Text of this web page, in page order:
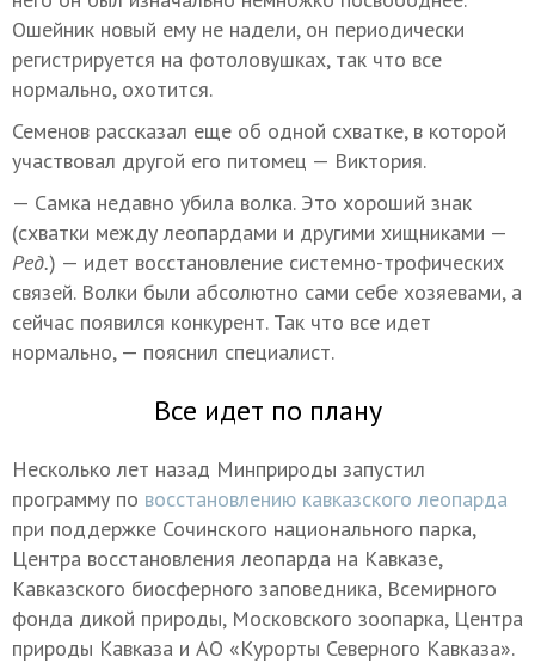
Ошейник новый ему не надели, он периодически
регистрируется на фотоловушках, так что все
нормально, охотится.
Семенов рассказал еще об одной схватке, в которой
участвовал другой его питомец — Виктория.
— Самка недавно убила волка. Это хороший знак
(схватки между леопардами и другими хищниками —
Ред.) — идет восстановление системно-трофических
связей. Волки были абсолютно сами себе хозяевами, а
сейчас появился конкурент. Так что все идет
нормально, — пояснил специалист.
Все идет по плану
Несколько лет назад Минприроды запустил
программу по восстановлению кавказского леопарда
при поддержке Сочинского национального парка,
Центра восстановления леопарда на Кавказе,
Кавказского биосферного заповедника, Всемирного
фонда дикой природы, Московского зоопарка, Центра
природы Кавказа и АО «Курорты Северного Кавказа».